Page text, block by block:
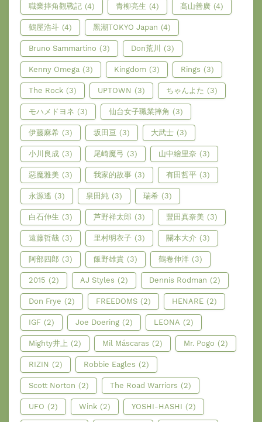
職業摔角觀戰記 (4) 青柳亮生 (4) 髙山善廣 (4)
鶴屋浩斗 (4) 黑潮TOKYO Japan (4)
Bruno Sammartino (3) Don荒川 (3)
Kenny Omega (3) Kingdom (3) Rings (3)
The Rock (3) UPTOWN (3) ちゃんよた (3)
モハメドヨネ (3) 仙台女子職業摔角 (3)
伊藤麻希 (3) 坂田亘 (3) 大武士 (3)
小川良成 (3) 尾崎魔弓 (3) 山中繪里奈 (3)
惡魔雅美 (3) 我家的故事 (3) 有田哲平 (3)
永源遙 (3) 泉田純 (3) 瑞希 (3)
白石伸生 (3) 芦野祥太郎 (3) 豐田真奈美 (3)
遠藤哲哉 (3) 里村明衣子 (3) 關本大介 (3)
阿部四郎 (3) 飯野雄貴 (3) 鶴卷伸洋 (3)
2015 (2) AJ Styles (2) Dennis Rodman (2)
Don Frye (2) FREEDOMS (2) HENARE (2)
IGF (2) Joe Doering (2) LEONA (2)
Mighty井上 (2) Mil Máscaras (2) Mr. Pogo (2)
RIZIN (2) Robbie Eagles (2)
Scott Norton (2) The Road Warriors (2)
UFO (2) Wink (2) YOSHI-HASHI (2)